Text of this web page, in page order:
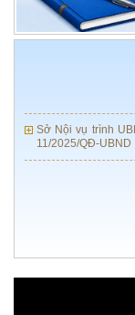
TĂNG CƯỜNG
SỐ 01/2026/QH16
LỊCH CÔNG TÁC
11/2025/QĐ-UBND